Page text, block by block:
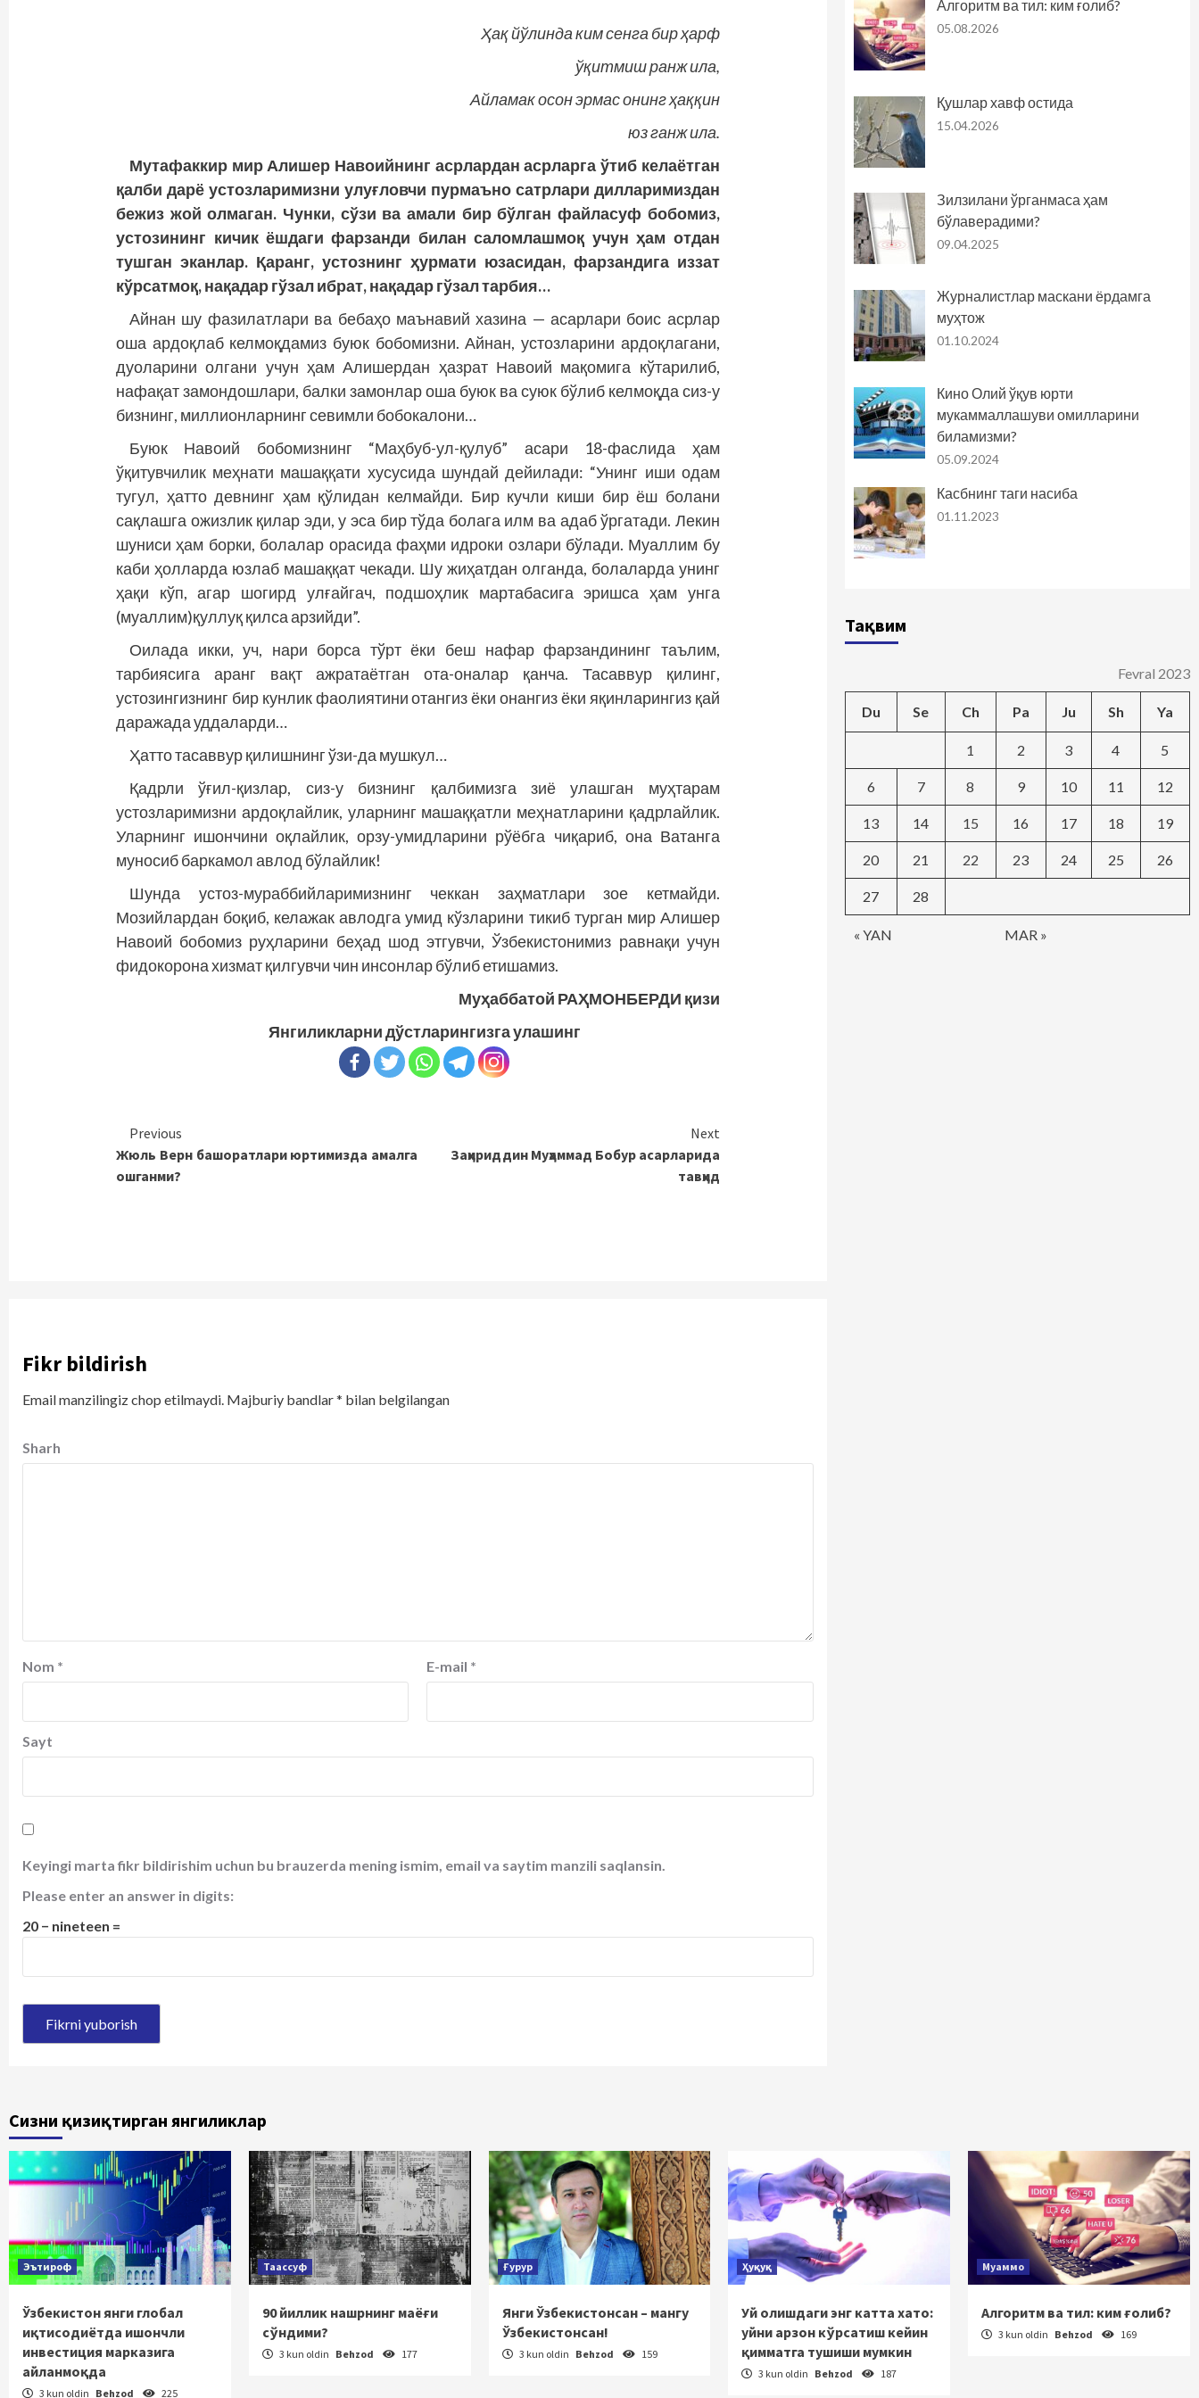
Ҳақ йўлинда ким сенга бир ҳарф
ўқитмиш ранж ила,
Айламак осон эрмас онинг ҳаққин
юз ганж ила.
Мутафаккир мир Алишер Навоийнинг асрлардан асрларга ўтиб келаётган
қалби дарё устозларимизни улуғловчи пурмаъно сатрлари дилларимиздан
бежиз жой олмаган. Чунки, сўзи ва амали бир бўлган файласуф бобомиз,
устозининг кичик ёшдаги фарзанди билан саломлашмоқ учун ҳам отдан
тушган эканлар. Қаранг, устознинг ҳурмати юзасидан, фарзандига иззат
кўрсатмоқ, нақадар гўзал ибрат, нақадар гўзал тарбия…
Айнан шу фазилатлари ва бебаҳо маънавий хазина — асарлари боис асрлар
оша ардоқлаб келмоқдамиз буюк бобомизни. Айнан, устозларини ардоқлагани,
дуо­ларини олгани учун ҳам Алишердан ҳазрат Навоий мақомига кўтарилиб,
нафақат замондошлари, балки замонлар оша буюк ва суюк бўлиб келмоқда сиз-у
бизнинг, миллионларнинг севимли бобокалони…
Буюк Навоий бобомизнинг “Маҳбуб-ул-қулуб” асари 18-фаслида ҳам
ўқитувчилик меҳнати машаққати хусусида шундай дейилади: “Унинг иши одам
тугул, ҳатто девнинг ҳам қўлидан келмайди. Бир кучли киши бир ёш болани
сақлашга ожизлик қилар эди, у эса бир тўда болага илм ва адаб ўргатади. Лекин
шуниси ҳам борки, болалар орасида фаҳми идроки озлари бўлади. Муаллим бу
каби ҳолларда юзлаб машаққат чекади. Шу жиҳатдан олганда, болаларда унинг
ҳақи кўп, агар шогирд улғайгач, подшоҳлик мартабасига эришса ҳам унга
(муаллим)қуллуқ қилса арзийди”.
Оилада икки, уч, нари борса тўрт ёки беш нафар фарзандининг таълим,
тарбиясига аранг вақт ажратаётган ота-оналар қанча. Тасаввур қилинг,
устозингизнинг бир кунлик фаолиятини отангиз ёки онангиз ёки яқинларингиз қай
даражада уддаларди…
Ҳатто тасаввур қилишнинг ўзи-да мушкул…
Қадрли ўғил-қизлар, сиз-у бизнинг қалбимизга зиё улашган муҳтарам
устозларимизни ардоқлайлик, уларнинг машаққатли меҳнатларини қадрлайлик.
Уларнинг ишончини оқлайлик, орзу-умидларини рўёбга чиқариб, она Ватанга
муносиб баркамол авлод бўлайлик!
Шунда устоз-мураббийларимизнинг чеккан заҳматлари зое кетмайди.
Мозийлардан боқиб, келажак авлодга умид кўзларини тикиб турган мир Алишер
Навоий бобомиз руҳларини беҳад шод этгувчи, Ўзбекистонимиз равнақи учун
фидокорона хизмат қилгувчи чин инсонлар бўлиб етишамиз.
Муҳаббатой РАҲМОНБЕРДИ қизи
Янгиликларни дўстларингизга улашинг
Continue
Reading
Previous
Жюль Верн башоратлари юртимизда амалга
ошганми?
Next
Заҳириддин Муҳаммад Бобур асарларида
тавҳид
Fikr bildirish
Email manzilingiz chop etilmaydi. Majburiy bandlar* bilan belgilangan
Sharh
Nom * E-mail *
Sayt
Keyingi marta fikr bildirishim uchun bu brauzerda mening ismim, email va saytim manzili saqlansin.
Please enter an answer in digits:
20 − nineteen =
Алгоритм ва тил: ким ғолиб?
05.08.2026
Қушлар хавф остида
15.04.2026
Зилзилани ўрганмаса ҳам
бўлаверадими?
09.04.2025
Журналистлар маскани ёрдамга
муҳтож
01.10.2024
Кино Олий ўқув юрти
мукаммаллашуви омилларини
биламизми?
05.09.2024
Касбнинг таги насиба
01.11.2023
Тақвим
Fevral 2023
Du Se Ch Pa Ju Sh Ya
« YAN MAR »
1 2 3 4 5
6 7 8 9 10 11 12
13 14 15 16 17 18 19
20 21 22 23 24 25 26
27 28
Сизни қизиқтирган янгиликлар
Эътироф
Ўзбекистон янги глобал
иқтисодиётда ишончли
инвестиция марказига
айланмоқда
3 kun oldin Behzod 225
Таассуф
90 йиллик нашрнинг маёғи
сўндими?
3 kun oldin Behzod 177
Ғурур
Янги Ўзбекистонсан – мангу
Ўзбекистонсан!
3 kun oldin Behzod 159
Ҳуқуқ
Уй олишдаги энг катта хато:
уйни арзон кўрсатиш кейин
қимматга тушиши мумкин
3 kun oldin Behzod 187
Муаммо
Алгоритм ва тил: ким ғолиб?
3 kun oldin Behzod 169